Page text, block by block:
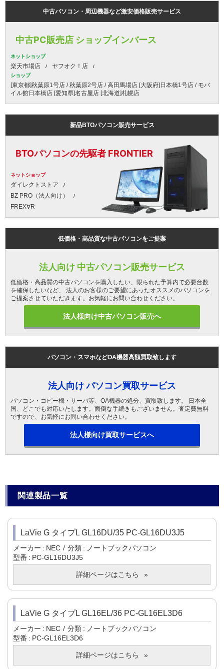
中古パソコン・周辺機器など激安価格販売サービス
中古PC販売店 ショップインバース
ネットショップ
楽天市場店 ヤフオク！店
ショップ
[東京都]秋葉原1号店 / 秋葉原2号店 / 高田馬場店 [大阪府]日本橋1号店 / モバ
イル館日本橋店 [愛知県]名古屋店 [北海道]札幌店
新品BTOパソコン販売サービス
BTOパソコンの先駆者 FRONTIER
ネットショップ
ダイレクトストア
BZ PRO（法人向け）
FREX∀R
低価格・高品質な中古パソコンをご提案
法人向け 中古パソコン販売サービス
低価格・高品質の中古パソコンを購入したい、限られた予算内で必要台数
を確保したいなど、 法人のお客様のご要望にあったオススメのパソコンを
ご提案させていただきます。お気軽にお問い合わせください。
法人様向け中古パソコン販売へ
パソコン・スマホなどOA機器高額買取致します
法人向け パソコン買取サービス
パソコン・コピー機・サーバ等、OA機器の処分、買取致します。 日本全
国、どこでも対応いたします。面倒な手続きもございません。査定費無料
ですので、お気軽にお問い合わせください。
法人様向け買取サービスへ
関連製品一覧
LaVie G タイプL GL16DU/35 PC-GL16DU3J5
メーカー NEC 分類
ノートブックパソコン
型番
PC-GL16DU3J5
詳細ページはこちら
LaVie G タイプL GL16EL/36 PC-GL16EL3D6
メーカー NEC 分類
ノートブックパソコン
型番
PC-GL16EL3D6
詳細ページはこちら